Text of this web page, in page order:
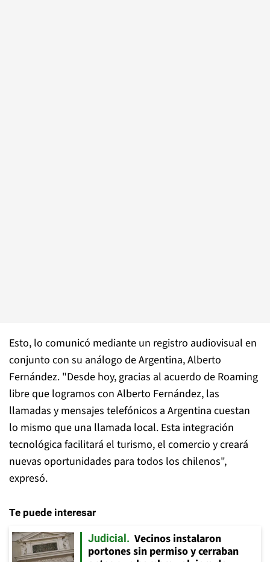
Esto, lo comunicó mediante un registro audiovisual en
conjunto con su análogo de Argentina, Alberto
Fernández. "Desde hoy, gracias al acuerdo de Roaming
libre que logramos con Alberto Fernández, las
llamadas y mensajes telefónicos a Argentina cuestan
lo mismo que una llamada local. Esta integración
tecnológica facilitará el turismo, el comercio y creará
nuevas oportunidades para todos los chilenos",
expresó.
Te puede interesar
Judicial
Vecinos instalaron
portones sin permiso y cerraban